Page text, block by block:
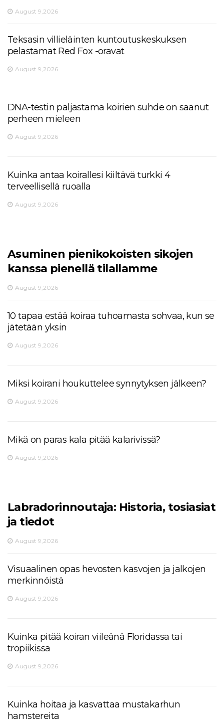
August 9,2026
Teksasin villieläinten kuntoutuskeskuksen
pelastamat Red Fox -oravat
August 9,2026
DNA-testin paljastama koirien suhde on saanut
perheen mieleen
August 9,2026
Kuinka antaa koirallesi kiiltävä turkki 4
terveellisellä ruoalla
August 9,2026
Asuminen pienikokoisten sikojen
kanssa pienellä tilallamme
August 9,2026
10 tapaa estää koiraa tuhoamasta sohvaa, kun se
jätetään yksin
August 9,2026
Miksi koirani houkuttelee synnytyksen jälkeen?
August 9,2026
Mikä on paras kala pitää kalarivissä?
August 9,2026
Labradorinnoutaja: Historia, tosiasiat
ja tiedot
August 9,2026
Visuaalinen opas hevosten kasvojen ja jalkojen
merkinnöistä
August 9,2026
Kuinka pitää koiran viileänä Floridassa tai
tropiikissa
August 9,2026
Kuinka hoitaa ja kasvattaa mustakarhun
hamstereita